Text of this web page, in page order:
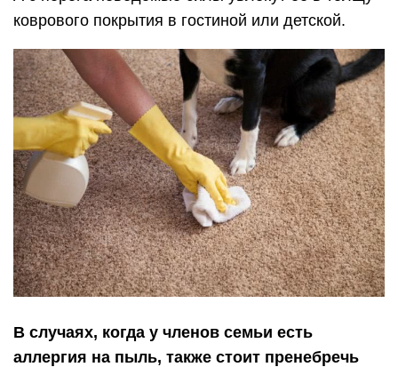
коврового покрытия в гостиной или детской.
В случаях, когда у членов семьи есть
аллергия на пыль, также стоит пренебречь